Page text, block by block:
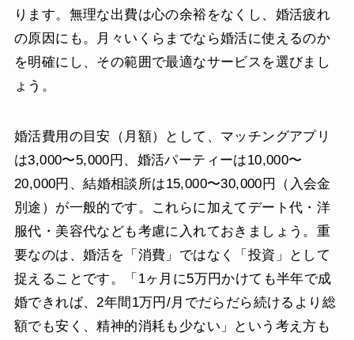
ります。無理な出費は心の余裕をなくし、婚活疲れ
の原因にも。月々いくらまでなら婚活に使えるのか
を明確にし、その範囲で最適なサービスを選びまし
ょう。
婚活費用の目安（月額）として、マッチングアプリ
は3,000〜5,000円、婚活パーティーは10,000〜
20,000円、結婚相談所は15,000〜30,000円（入会金
別途）が一般的です。これらに加えてデート代・洋
服代・美容代なども考慮に入れておきましょう。重
要なのは、婚活を「消費」ではなく「投資」として
捉えることです。「1ヶ月に5万円かけても半年で成
婚できれば、2年間1万円/月でだらだら続けるより総
額でも安く、精神的消耗も少ない」という考え方も